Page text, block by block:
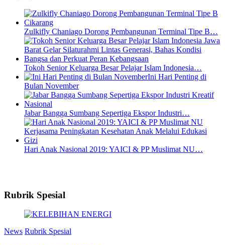
Zulkifly Chaniago Dorong Pembangunan Terminal Tipe B…
Tokoh Senior Keluarga Besar Pelajar Islam Indonesia…
Ini Hari Penting di
Bulan November
Jabar Bangga Sumbang Sepertiga Ekspor Industri…
Hari Anak Nasional 2019: YAICI & PP Muslimat NU…
Rubrik Spesial
News Rubrik Spesial